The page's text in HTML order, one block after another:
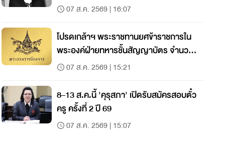
07 ส.ค. 2569 | 16:07
โปรดเกล้าฯ พระราชทานยศข้าราชการใน
พระองค์ฝ่ายทหารชั้นสัญญาบัตร จำนวน
19 นาย
07 ส.ค. 2569 | 15:21
8–13 ส.ค.นี้ 'คุรุสภา' เปิดรับสมัครสอบตั๋ว
ครู ครั้งที่ 2 ปี 69
07 ส.ค. 2569 | 15:07